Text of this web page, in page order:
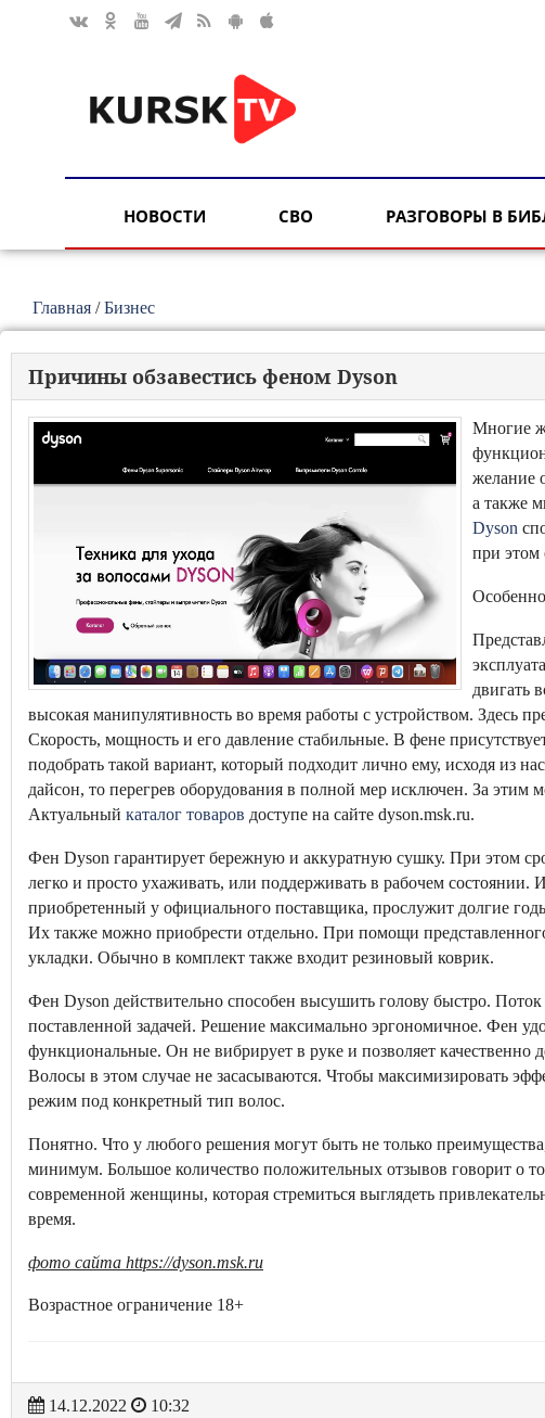
НОВОСТИ СВО РАЗГОВОРЫ В
Главная /Бизнес
Причины обзавестись феном Dyson
Многие
желание
а также
Dyson
при этом
двигать
высокая манипулятивность во время работы с устройством. Здесь
Скорость, мощность и его давление стабильные. В фене
подобрать такой вариант, который подходит лично ему, исходя из
дайсон, то перегрев оборудования в полной мер исключен. За этим
Актуальный каталог товаров доступе на сайте dyson.msk.ru.
Фен Dyson гарантирует бережную и аккуратную сушку. При этом
легко и просто ухаживать, или поддерживать в рабочем
приобретенный у официального поставщика, прослужит долгие
Их также можно приобрести отдельно. При помощи
укладки. Обычно в комплект также входит резиновый коврик.
Фен Dyson действительно способен высушить голову быстро.
поставленной задачей. Решение максимально эргономичное. Фен
функциональные. Он не вибрирует в руке и позволяет качественно
Волосы в этом случае не засасываются. Чтобы максимизировать
режим под конкретный тип волос.
Понятно. Что у любого решения могут быть не только
минимум. Большое количество положительных отзывов говорит о
современной женщины, которая стремиться выглядеть
время.
фото сайта https://dyson.msk.ru
Возрастное ограничение 18+
14.12.2022
10:32